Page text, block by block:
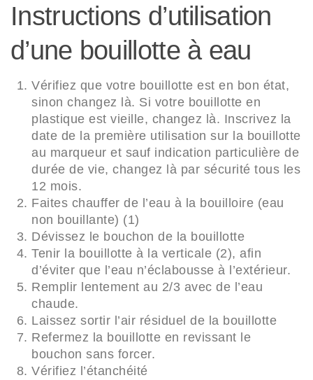
Instructions d’utilisation
d’une bouillotte à eau
Vérifiez que votre bouillotte est en bon état,
sinon changez là. Si votre bouillotte en
plastique est vieille, changez là. Inscrivez la
date de la première utilisation sur la bouillotte
au marqueur et sauf indication particulière de
durée de vie, changez là par sécurité tous les
12 mois.
Faites chauffer de l’eau à la bouilloire (eau
non bouillante) (1)
Dévissez le bouchon de la bouillotte
Tenir la bouillotte à la verticale (2), afin
d’éviter que l’eau n’éclabousse à l’extérieur.
Remplir lentement au 2/3 avec de l’eau
chaude.
Laissez sortir l’air résiduel de la bouillotte
Refermez la bouillotte en revissant le
bouchon sans forcer.
Vérifiez l’étanchéité